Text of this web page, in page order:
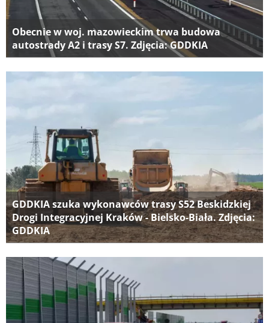
Obecnie w woj. mazowieckim trwa budowa
autostrady A2 i trasy S7. Zdjęcia: GDDKIA
GDDKIA szuka wykonawców trasy S52 Beskidzkiej
Drogi Integracyjnej Kraków - Bielsko-Biała. Zdjęcia:
GDDKIA